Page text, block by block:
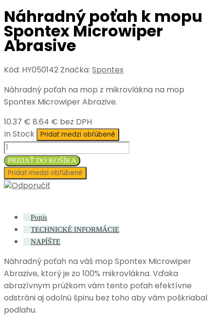
Náhradný poťah k mopu
Spontex Microwiper
Abrasive
Kód: HY050142 Značka: Spontex
Náhradný poťah na mop z mikrovlákna na mop
Spontex Microwiper Abrazive.
10.37 € 8.64 € bez DPH
In Stock
Pridať medzi obľúbené
množstvo
Náhradný
poťah
k
Microwiper
Abrasive
PRIDAŤ DO KOŠÍKA
Pridať medzi obľúbené
Odporučiť
Popis
TECHNICKÉ INFORMÁCIE
NAPÍŠTE
Náhradný poťah na váš mop Spontex Microwiper
Abrazive, ktorý je zo 100% mikrovlákna. Vďaka
abrazívnym prúžkom vám tento poťah efektívne
odstráni aj odolnú špinu bez toho aby vám poškriabal
podlahu.